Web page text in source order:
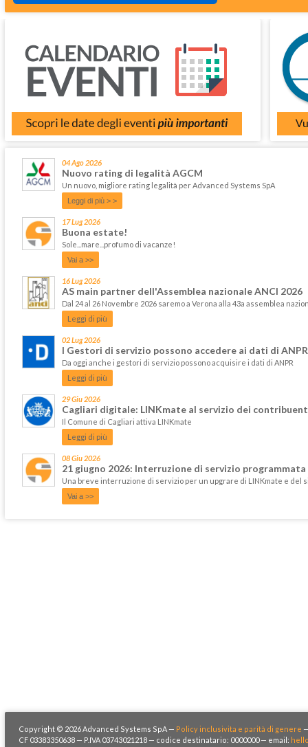
04 Ago 2026
Nuovo rating di legalità AGCM
Un nuovo, migliore rating legalità per Advanced Systems SpA
Leggi di più > >
17 Lug 2026
Buona estate!
Sole...mare...profumo di vacanze!
Vai a >>
16 Lug 2026
AS main partner dell'Assemblea nazionale ANCI 2026
Dal 24 al 26 Novembre 2026 saremo a Verona alla 43a assemblea
Leggi di più
02 Lug 2026
I Gestori di servizio possono accedere ai dati di ANPR
Da oggi anche i gestori di servizio possono acquisire i dati di ANPR
Leggi di più
29 Giu 2026
Cagliari digitale: LINKmate al servizio dei
Il Comune di Cagliari attiva LINKmate
Leggi di più
08 Giu 2026
21 giugno 2026: Interruzione di servizio programmata
Una breve interruzione di servizio per un upgrare di LINKmate e del
Vai a >>
Copyright © 2026 Advanced Systems SpA — Policy inclusivita e parità di genere
CF 03383350638 — P.IVA 03743021218 — codice destinatario: 0000000 — email: